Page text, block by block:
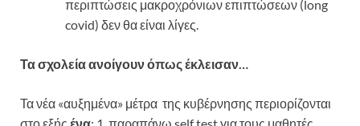
περιπτώσεις μακροχρόνιων επιπτώσεων (long
covid) δεν θα είναι λίγες.
Τα σχολεία ανοίγουν όπως έκλεισαν…
Τα νέα «αυξημένα» μέτρα της κυβέρνησης περιορίζονται